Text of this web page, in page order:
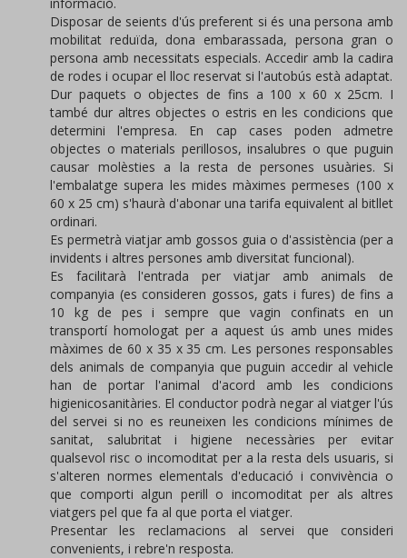
Disposar de seients d'ús preferent si és una persona amb
mobilitat reduïda, dona embarassada, persona gran o
persona amb necessitats especials. Accedir amb la cadira
de rodes i ocupar el lloc reservat si l'autobús està adaptat.
Dur paquets o objectes de fins a 100 x 60 x 25cm. I
també dur altres objectes o estris en les condicions que
determini l'empresa. En cap cases poden admetre
objectes o materials perillosos, insalubres o que puguin
causar molèsties a la resta de persones usuàries. Si
l'embalatge supera les mides màximes permeses (100 x
60 x 25 cm) s'haurà d'abonar una tarifa equivalent al bitllet
ordinari.
Es permetrà viatjar amb gossos guia o d'assistència (per a
invidents i altres persones amb diversitat funcional).
Es facilitarà l'entrada per viatjar amb animals de
companyia (es consideren gossos, gats i fures) de fins a
10 kg de pes i sempre que vagin confinats en un
transportí homologat per a aquest ús amb unes mides
màximes de 60 x 35 x 35 cm. Les persones responsables
dels animals de companyia que puguin accedir al vehicle
han de portar l'animal d'acord amb les condicions
higienicosanitàries. El conductor podrà negar al viatger l'ús
del servei si no es reuneixen les condicions mínimes de
sanitat, salubritat i higiene necessàries per evitar
qualsevol risc o incomoditat per a la resta dels usuaris, si
s'alteren normes elementals d'educació i convivència o
que comporti algun perill o incomoditat per als altres
viatgers pel que fa al que porta el viatger.
Presentar les reclamacions al servei que consideri
convenients, i rebre'n resposta.